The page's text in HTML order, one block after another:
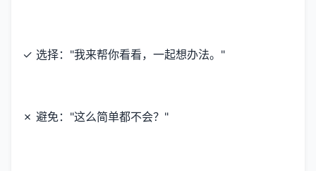
✓ 选择："我来帮你看看，一起想办法。"
✗ 避免："这么简单都不会？"